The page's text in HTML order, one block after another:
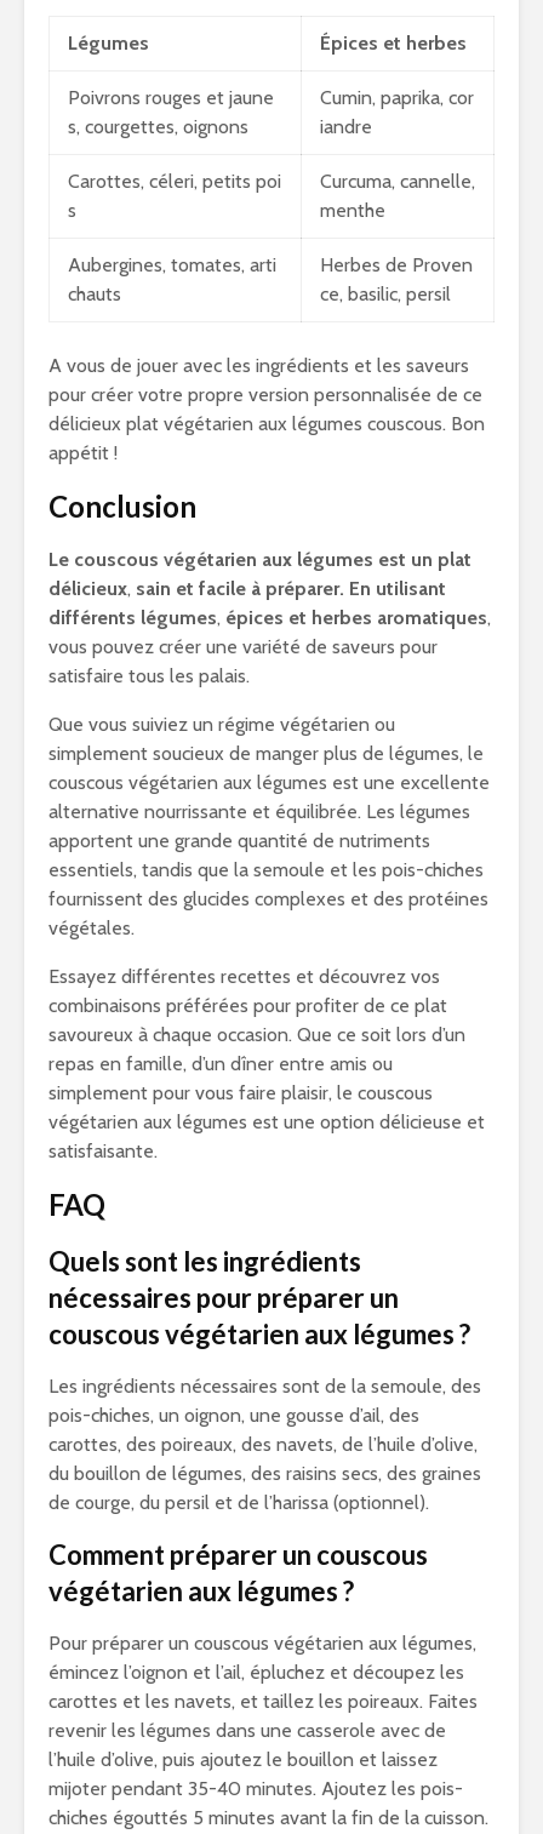
Légumes Épices et herbes
Poivrons rouges et jaune
s, courgettes, oignons
Cumin, paprika, cor
iandre
Carottes, céleri, petits poi
s
Curcuma, cannelle,
menthe
Aubergines, tomates, arti
chauts
Herbes de Proven
ce, basilic, persil
A vous de jouer avec les ingrédients et les saveurs
pour créer votre propre version personnalisée de ce
délicieux plat végétarien aux légumes couscous. Bon
appétit !
Conclusion
Le couscous végétarien aux légumes est un plat
délicieux, sain et facile à préparer. En utilisant
différents légumes, épices et herbes aromatiques,
vous pouvez créer une variété de saveurs pour
satisfaire tous les palais.
Que vous suiviez un régime végétarien ou
simplement soucieux de manger plus de légumes, le
couscous végétarien aux légumes est une excellente
alternative nourrissante et équilibrée. Les légumes
apportent une grande quantité de nutriments
essentiels, tandis que la semoule et les pois-chiches
fournissent des glucides complexes et des protéines
végétales.
Essayez différentes recettes et découvrez vos
combinaisons préférées pour profiter de ce plat
savoureux à chaque occasion. Que ce soit lors d’un
repas en famille, d’un dîner entre amis ou
simplement pour vous faire plaisir, le couscous
végétarien aux légumes est une option délicieuse et
satisfaisante.
FAQ
Quels sont les ingrédients
nécessaires pour préparer un
couscous végétarien aux légumes ?
Les ingrédients nécessaires sont de la semoule, des
pois-chiches, un oignon, une gousse d’ail, des
carottes, des poireaux, des navets, de l’huile d’olive,
du bouillon de légumes, des raisins secs, des graines
de courge, du persil et de l’harissa (optionnel).
Comment préparer un couscous
végétarien aux légumes ?
Pour préparer un couscous végétarien aux légumes,
émincez l’oignon et l’ail, épluchez et découpez les
carottes et les navets, et taillez les poireaux. Faites
revenir les légumes dans une casserole avec de
l’huile d’olive, puis ajoutez le bouillon et laissez
mijoter pendant 35-40 minutes. Ajoutez les pois-
chiches égouttés 5 minutes avant la fin de la cuisson.